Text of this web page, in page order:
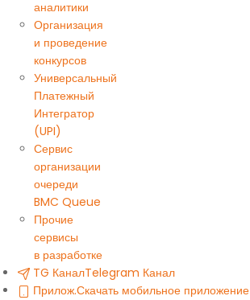
аналитики
Организация
и проведение
конкурсов
Универсальный
Платежный
Интегратор
(UPI)
Сервис
организации
очереди
BMC Queue
Прочие
сервисы
в разработке
TG КаналTelegram Канал
Прилож.Скачать мобильное приложение